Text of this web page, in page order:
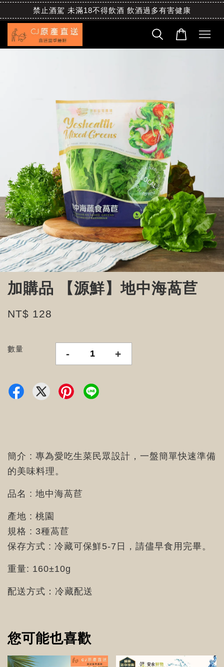
禁止酒駕 未滿18不得飲酒 飲酒過多有害健康
加購品 【源鮮】地中海萵苣
NT$ 128
數量 - +
簡介 : 專為愛吃生菜民眾設計，一盤簡單快速準備
的美味料理。
品名 : 地中海萵苣
產地 : 桃園
規格 : 3種萵苣
保存方式 : 冷藏可保鮮5-7日，請儘早食用完畢。
重量: 160±10g
配送方式：冷藏配送
您可能也喜歡